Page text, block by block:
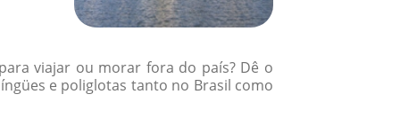
viajar ou morar fora do país? Dê o
e poliglotas tanto no Brasil como